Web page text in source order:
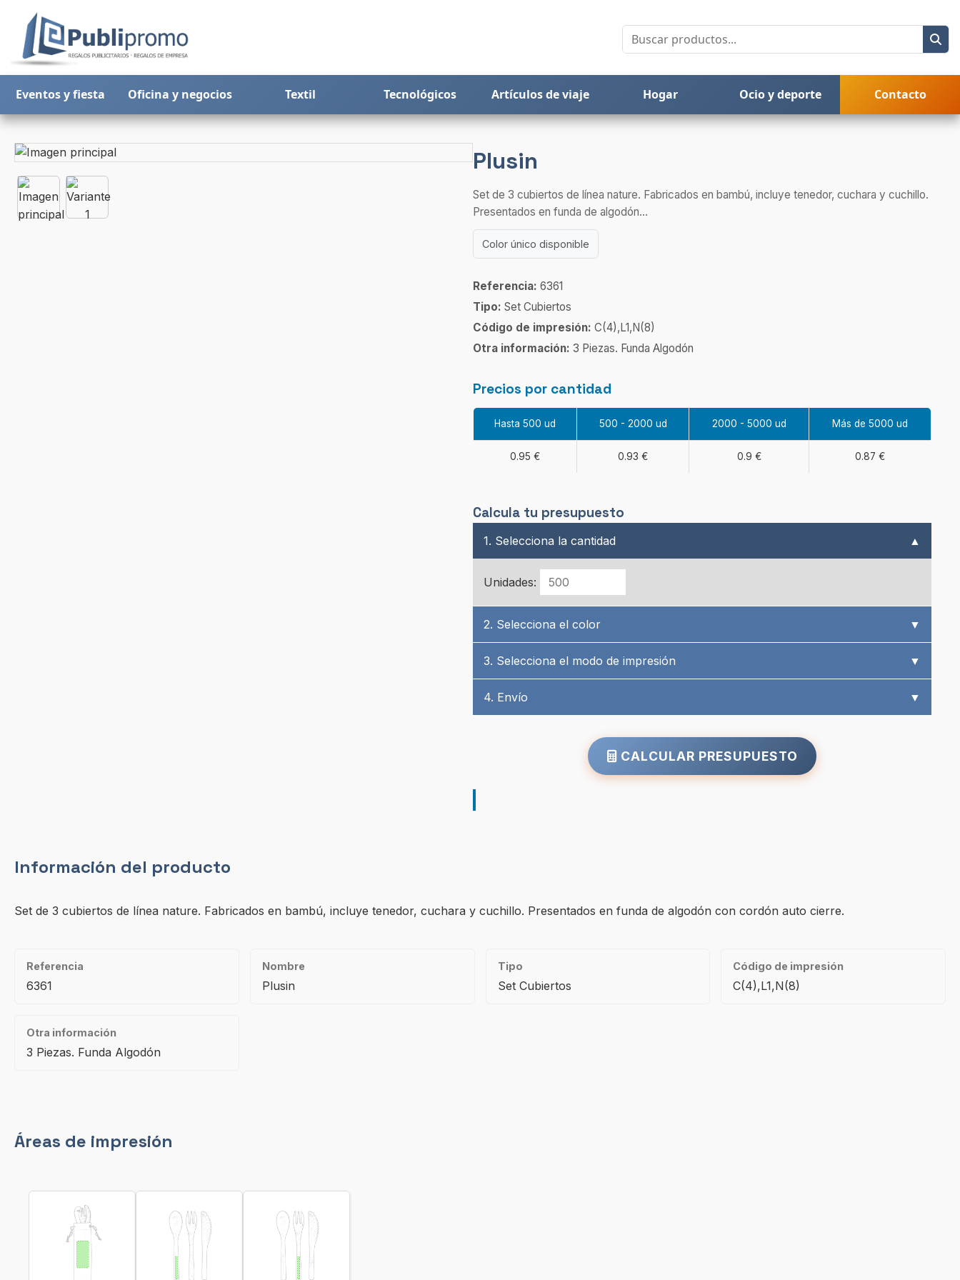
Eventos y fiesta Oficina y negocios Textil Tecnológicos Artículos de viaje Hogar Ocio y deporte Contacto
Plusin
Set de 3 cubiertos de línea nature. Fabricados en bambú, incluye tenedor, cuchara y cuchillo.
Presentados en funda de algodón...
Color único disponible
Referencia: 6361
Tipo: Set Cubiertos
Código de impresión: C(4),L1,N(8)
Otra información: 3 Piezas. Funda Algodón
Precios por cantidad
Hasta 500 ud 500 - 2000 ud 2000 - 5000 ud Más de 5000 ud
0.95 € 0.93 € 0.9 € 0.87 €
Calcula tu presupuesto
1. Selecciona la cantidad ▲
Unidades:
2. Selecciona el color ▼
3. Selecciona el modo de impresión ▼
4. Envío ▼
CALCULAR PRESUPUESTO
Información del producto
Set de 3 cubiertos de línea nature. Fabricados en bambú, incluye tenedor, cuchara y cuchillo. Presentados en funda de algodón con cordón auto cierre.
Referencia
6361
Nombre
Plusin
Tipo
Set Cubiertos
Código de impresión
C(4),L1,N(8)
Otra información
3 Piezas. Funda Algodón
Áreas de impresión